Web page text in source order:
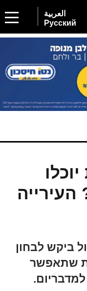
العربية
Русский
ביקש לבחון
שתאפשר